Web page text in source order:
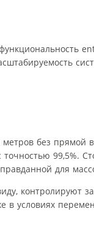
без прямой
99,5%.
для
контролируют
в условиях